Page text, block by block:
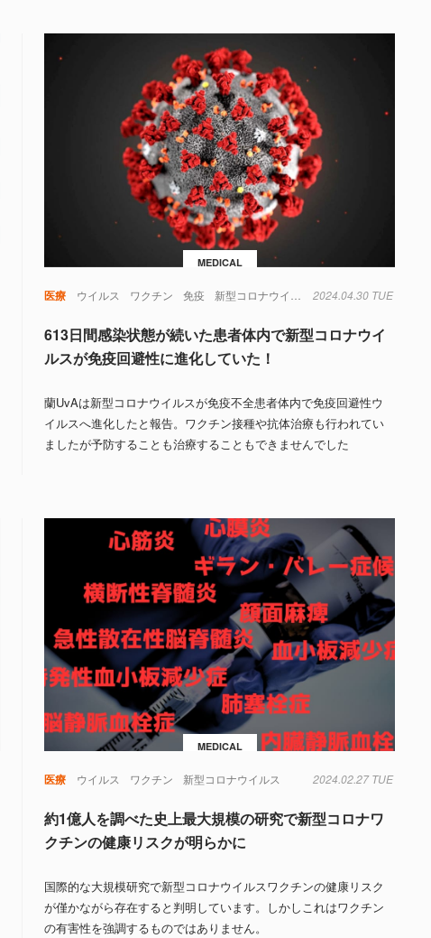
MEDICAL
医療 ウイルス ワクチン 免疫 新型コロナウイルス 突然変異
2024.04.30 TUE
613日間感染状態が続いた患者体内で新型コロナウイ
ルスが免疫回避性に進化していた！
蘭UvAは新型コロナウイルスが免疫不全患者体内で免疫回避性ウ
イルスへ進化したと報告。ワクチン接種や抗体治療も行われてい
ましたが予防することも治療することもできませんでした
MEDICAL
医療 ウイルス ワクチン 新型コロナウイルス 2024.02.27 TUE
約1億人を調べた史上最大規模の研究で新型コロナワ
クチンの健康リスクが明らかに
国際的な大規模研究で新型コロナウイルスワクチンの健康リスク
が僅かながら存在すると判明しています。しかしこれはワクチン
の有害性を強調するものではありません。